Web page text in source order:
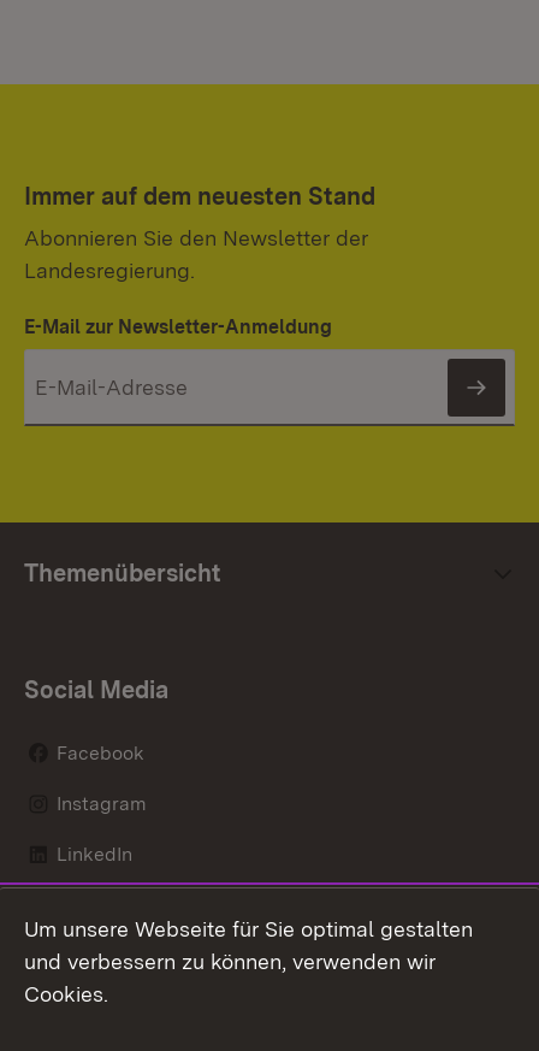
Immer auf dem neuesten Stand
Abonnieren Sie den Newsletter der
Landesregierung.
E-Mail zur Newsletter-Anmeldung
Themenübersicht
Social Media
Facebook
Instagram
LinkedIn
X / Twitter
Youtube
Um unsere Webseite für Sie optimal gestalten
und verbessern zu können, verwenden wir
Cookies.